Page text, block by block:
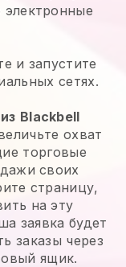
и запустите
сетях.
Blackbell
охват
торговые
своих
страницу,
на эту
заявка будет
заказы через
ящик.